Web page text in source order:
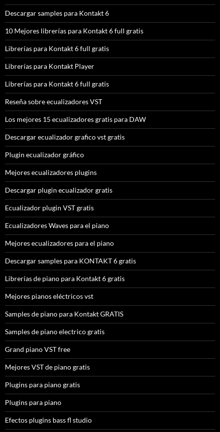
Descargar samples para Kontakt 6
10 Mejores librerías para Kontakt 6 full gratis
Librerías para Kontakt 6 full gratis
Librerías para Kontakt Player
Librerías para Kontakt 6 full gratis
Reseña sobre ecualizadores VST
Los mejores 15 ecualizadores gratis para DAW
Descargar ecualizador grafico vst gratis
Plugin ecualizador gráfico
Mejores ecualizadores plugins
Descargar plugin ecualizador gratis
Ecualizador plugin VST gratis
Ecualizadores Waves para el piano
Mejores ecualizadores para el piano
Descargar samples para KONTAKT 6 gratis
Librerías de piano para Kontakt 6 gratis
Mejores pianos eléctricos vst
Samples de piano para Kontakt GRATIS
Samples de piano electrico gratis
Grand piano VST free
Mejores VST de piano gratis
Plugins para piano gratis
Plugins para piano
Efectos plugins bass fl studio